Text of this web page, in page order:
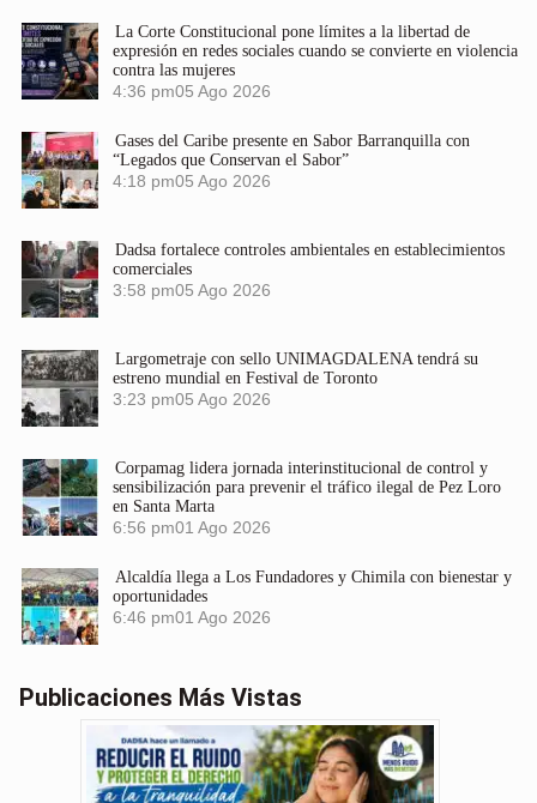
La Corte Constitucional pone límites a la libertad de
expresión en redes sociales cuando se convierte en violencia
contra las mujeres
4:36 pm05 Ago 2026
Gases del Caribe presente en Sabor Barranquilla con
“Legados que Conservan el Sabor”
4:18 pm05 Ago 2026
Dadsa fortalece controles ambientales en establecimientos
comerciales
3:58 pm05 Ago 2026
Largometraje con sello UNIMAGDALENA tendrá su
estreno mundial en Festival de Toronto
3:23 pm05 Ago 2026
Corpamag lidera jornada interinstitucional de control y
sensibilización para prevenir el tráfico ilegal de Pez Loro
en Santa Marta
6:56 pm01 Ago 2026
Alcaldía llega a Los Fundadores y Chimila con bienestar y
oportunidades
6:46 pm01 Ago 2026
Publicaciones Más Vistas